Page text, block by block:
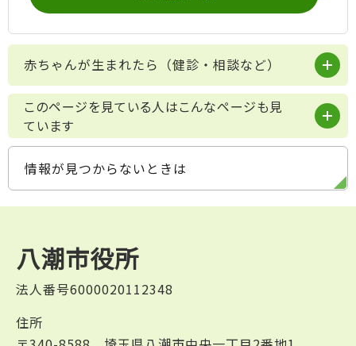
赤ちゃんが生まれたら（健診・相談など）
このページを見ている人はこんなページも見
ています
情報が見つからないときは
八潮市役所
法人番号6000020112348
住所